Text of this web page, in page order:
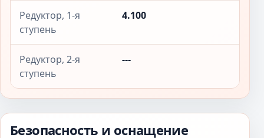
Редуктор, 1-я
ступень
4.100
Редуктор, 2-я
ступень
---
Безопасность и оснащение